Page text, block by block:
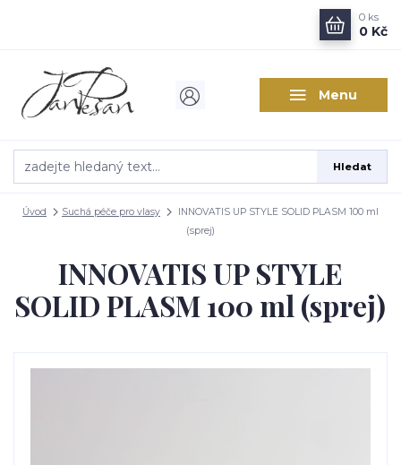
Menu
Hledat
0 ks
0 Kč
Úvod Suchá péče pro vlasy
INNOVATIS UP STYLE SOLID PLASM 100 ml
(sprej)
INNOVATIS UP STYLE
SOLID PLASM 100 ml (sprej)